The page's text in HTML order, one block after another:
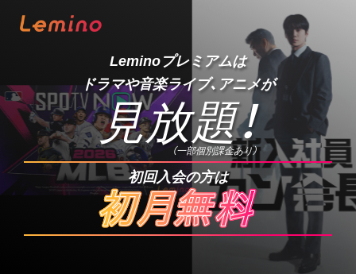
Leminoプレミアムは
ドラマや音楽ライブ、アニメが
見放題！
（一部個別課金あり）
初回入会の方は